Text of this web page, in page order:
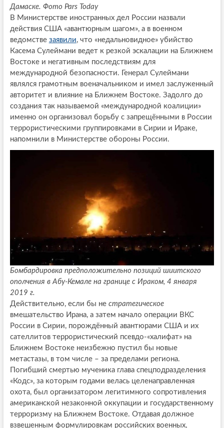
Дамаске. Фото Pars Today
В Министерстве иностранных дел России назвали
действия США «авантюрным шагом», а в военном
ведомстве заявили, что «недальновидное» убийство
Касема Сулеймани ведет к резкой эскалации на Ближнем
Востоке и негативным последствиям для
международной безопасности. Генерал Сулеймани
являлся грамотным военачальником и имел заслуженный
авторитет и влияние на Ближнем Востоке. Задолго до
создания так называемой «международной коалиции»
именно он организовал борьбу с запрещёнными в России
террористическими группировками в Сирии и Ираке,
напомнили в Министерстве обороны России.
Бомбардировка предположительно позиций шиитского
ополчения в Абу-Кемале на границе с Ираком, 4 января
2019 г.
Действительно, если бы не стратегическое
вмешательство Ирана, а затем начало операции ВКС
России в Сирии, порождённый авантюрами США и их
сателлитов террористический псевдо-«халифат» на
Ближнем Востоке неизбежно пустил бы новые
метастазы, в том числе – за пределами региона.
Погибший смертью мученика глава спецподразделения
«Кодс», за которым годами велась целенаправленная
охота, был организатором легитимного сопротивления
американской незаконной оккупации и государственному
терроризму на Ближнем Востоке. Отдавая должное
взвешенным формулировкам российских военных,